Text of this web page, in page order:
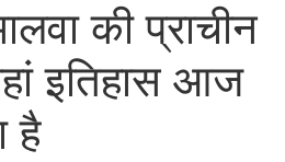
की प्राचीन
इतिहास आज
है